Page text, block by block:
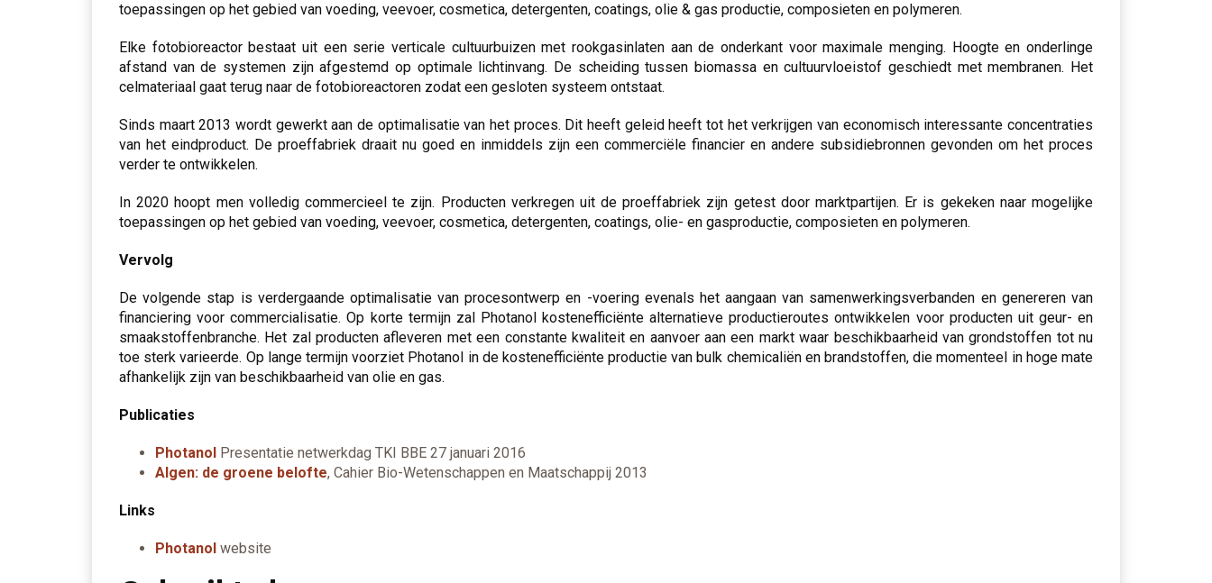
toepassingen op het gebied van voeding, veevoer, cosmetica, detergenten, coatings, olie & gas productie, composieten en polymeren.
Elke fotobioreactor bestaat uit een serie verticale cultuurbuizen met rookgasinlaten aan de onderkant voor maximale menging. Hoogte en onderlinge
afstand van de systemen zijn afgestemd op optimale lichtinvang. De scheiding tussen biomassa en cultuurvloeistof geschiedt met membranen. Het
celmateriaal gaat terug naar de fotobioreactoren zodat een gesloten systeem ontstaat.
Sinds maart 2013 wordt gewerkt aan de optimalisatie van het proces. Dit heeft geleid heeft tot het verkrijgen van economisch interessante concentraties
van het eindproduct. De proeffabriek draait nu goed en inmiddels zijn een commerciële financier en andere subsidiebronnen gevonden om het proces
verder te ontwikkelen.
In 2020 hoopt men volledig commercieel te zijn. Producten verkregen uit de proeffabriek zijn getest door marktpartijen. Er is gekeken naar mogelijke
toepassingen op het gebied van voeding, veevoer, cosmetica, detergenten, coatings, olie- en gasproductie, composieten en polymeren.
Vervolg
De volgende stap is verdergaande optimalisatie van procesontwerp en -voering evenals het aangaan van samenwerkingsverbanden en genereren van
financiering voor commercialisatie. Op korte termijn zal Photanol kostenefficiënte alternatieve productieroutes ontwikkelen voor producten uit geur- en
smaakstoffenbranche. Het zal producten afleveren met een constante kwaliteit en aanvoer aan een markt waar beschikbaarheid van grondstoffen tot nu
toe sterk varieerde. Op lange termijn voorziet Photanol in de kostenefficiënte productie van bulk chemicaliën en brandstoffen, die momenteel in hoge mate
afhankelijk zijn van beschikbaarheid van olie en gas.
Publicaties
Photanol Presentatie netwerkdag TKI BBE 27 januari 2016
Algen: de groene belofte, Cahier Bio-Wetenschappen en Maatschappij 2013
Links
Photanol website